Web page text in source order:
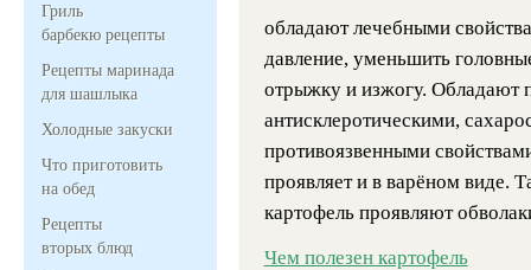
Гриль
барбекю рецепты
Рецепты маринада
для шашлыка
Холодные закуски
Что приготовить
на обед
Рецепты
вторых блюд
обладают лечебными
давление, уменьшить
отрыжку и изжогу. Обладают
антисклеротическими,
противоязвенными
проявляет и в варёном виде.
картофель проявляют
Чем полезен картофель